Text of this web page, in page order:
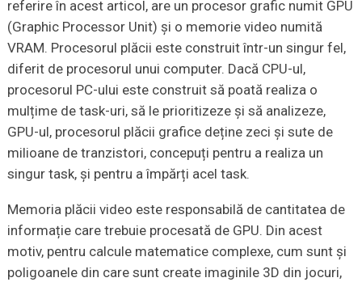
referire în acest articol, are un procesor grafic numit GPU
(Graphic Processor Unit) și o memorie video numită
VRAM. Procesorul plăcii este construit într-un singur fel,
diferit de procesorul unui computer. Dacă CPU-ul,
procesorul PC-ului este construit să poată realiza o
mulțime de task-uri, să le prioritizeze și să analizeze,
GPU-ul, procesorul plăcii grafice deține zeci și sute de
milioane de tranzistori, concepuți pentru a realiza un
singur task, și pentru a împărți acel task.
Memoria plăcii video este responsabilă de cantitatea de
informație care trebuie procesată de GPU. Din acest
motiv, pentru calcule matematice complexe, cum sunt și
poligoanele din care sunt create imaginile 3D din jocuri,